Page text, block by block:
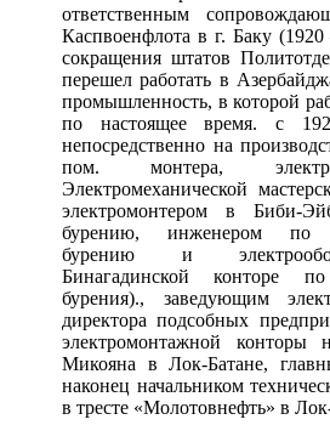
ответственным
Каспвоенфлота в г. Баку
сокращения штатов
перешел работать в
промышленность, в которой
по настоящее время. с
непосредственно на
пом. монтера,
Электромеханической
электромонтером в Биби-
бурению, инженером по
бурению и
Бинагадинской конторе
бурения)., заведующим
директора подсобных
электромонтажной
Микояна в Лок-Батане,
наконец начальником
в тресте «Молотовнефть» в